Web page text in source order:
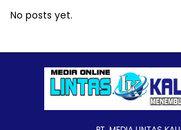
No posts yet.